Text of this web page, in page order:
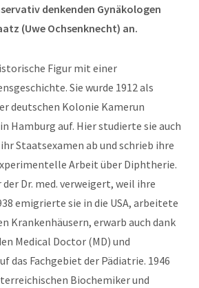
denkenden Gynäkologen
(Uwe Ochsenknecht) an.
Figur mit einer
Sie wurde 1912 als
deutschen Kolonie Kamerun
Hamburg auf. Hier studierte sie auch
Staatsexamen ab und schrieb ihre
Arbeit über Diphtherie.
Dr. med. verweigert, weil ihre
emigrierte sie in die USA, arbeitete
Krankenhäusern, erwarb auch dank
Medical Doctor (MD) und
das Fachgebiet der Pädiatrie. 1946
Biochemiker und